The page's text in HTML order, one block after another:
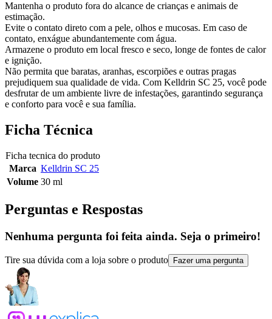
Mantenha o produto fora do alcance de crianças e animais de
estimação.
Evite o contato direto com a pele, olhos e mucosas. Em caso de
contato, enxágue abundantemente com água.
Armazene o produto em local fresco e seco, longe de fontes de calor
e ignição.
Não permita que baratas, aranhas, escorpiões e outras pragas
prejudiquem sua qualidade de vida. Com Kelldrin SC 25, você pode
desfrutar de um ambiente livre de infestações, garantindo segurança
e conforto para você e sua família.
Ficha Técnica
Ficha tecnica do produto
Marca Kelldrin SC 25
Volume 30 ml
Perguntas e Respostas
Nenhuma pergunta foi feita ainda. Seja o primeiro!
Tire sua dúvida com a loja sobre o produto Fazer uma pergunta